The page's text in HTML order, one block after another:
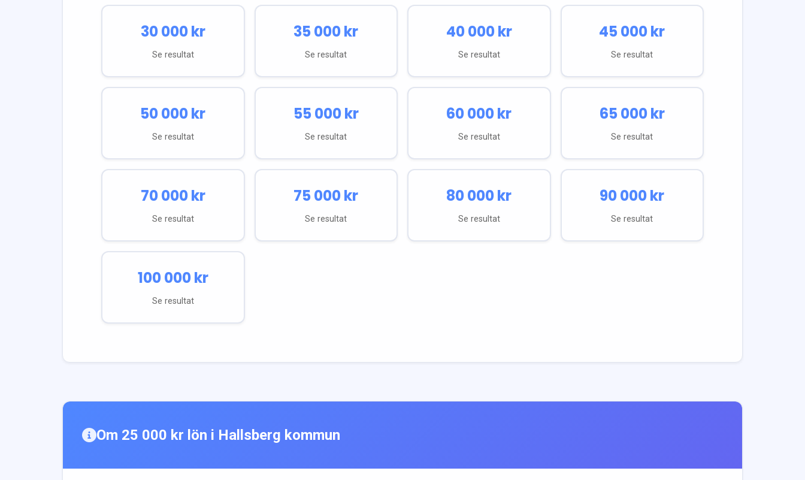
30 000kr
Se resultat
35 000kr
Se resultat
40 000kr
Se resultat
45 000kr
Se resultat
50 000kr
Se resultat
55 000kr
Se resultat
60 000kr
Se resultat
65 000kr
Se resultat
70 000kr
Se resultat
75 000kr
Se resultat
80 000kr
Se resultat
90 000kr
Se resultat
100 000kr
Se resultat
Om 25 000 kr lön i Hallsberg kommun